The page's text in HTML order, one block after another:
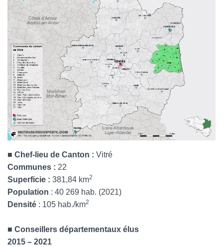
■ Chef-lieu de Canton : Vitré
Communes : 22
Superficie : 381,84 km2
Population : 40 269 hab. (2021)
Densité : 105 hab./km2
■ Conseillers départementaux élus
2015 – 2021